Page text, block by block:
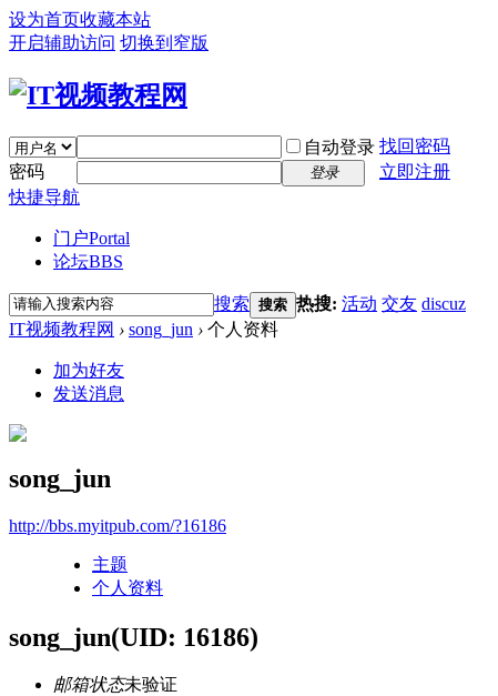
设为首页收藏本站
开启辅助访问 切换到窄版
自动登录 找回密码
密码
登录
立即注册
快捷导航
门户Portal
论坛BBS
搜索 搜索 热搜: 活动 交友 discuz
IT视频教程网 › song_jun › 个人资料
加为好友
发送消息
song_jun
http://bbs.myitpub.com/?16186
主题
个人资料
song_jun(UID: 16186)
邮箱状态未验证